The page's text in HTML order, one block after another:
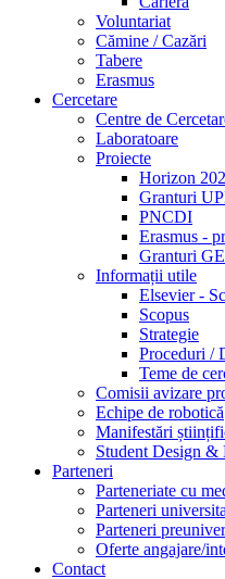
Voluntariat
Cămine / Cazări
Tabere
Erasmus
Cercetare
Centre de
Laboratoare
Proiecte
Horizon
Granturi
PNCDI
Erasmus -
Granturi
Informații utile
Elsevier -
Scopus
Strategie
Proceduri /
Teme de
Comisii avizare
Echipe de robotică
Manifestări
Student Design
Parteneri
Parteneriate cu
Parteneri
Parteneri
Oferte angajare/
Contact